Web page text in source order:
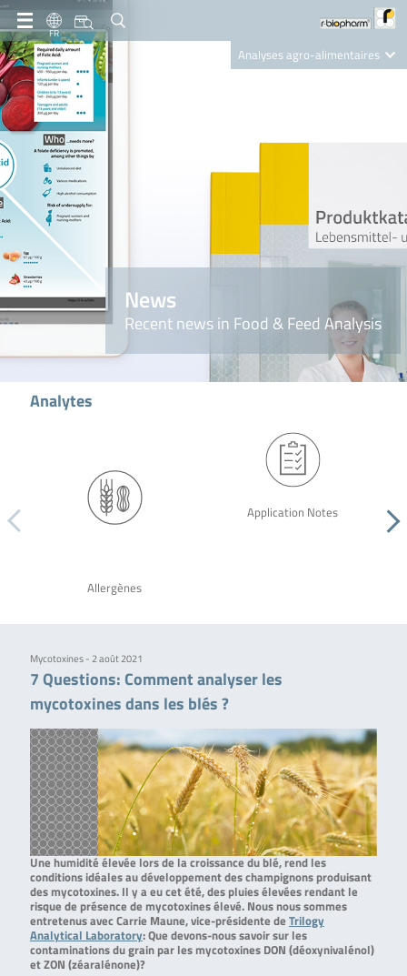
FR
Analyses agro-alimentaires
Nutrition Care
News
Recent news in Food & Feed Analysis
Analytes
Allergènes
Application Notes
Mycotoxines - 2 août 2021
7 Questions: Comment analyser les
mycotoxines dans les blés ?
Une humidité élevée lors de la croissance du blé, rend les
conditions idéales au développement des champignons produisant
des mycotoxines. Il y a eu cet été, des pluies élevées rendant le
risque de présence de mycotoxines élevé. Nous nous sommes
entretenus avec Carrie Maune, vice-présidente de Trilogy
Analytical Laboratory: Que devons-nous savoir sur les
contaminations du grain par les mycotoxines DON (déoxynivalénol)
et ZON (zéaralénone)?